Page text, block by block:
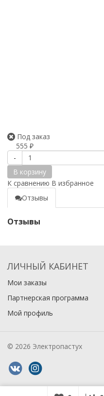
Под заказ
555 ₽
-
В корзину
К сравнению В избранное
Отзывы
Отзывы
ЛИЧНЫЙ КАБИНЕТ
Мои заказы
Партнерская программа
Мой профиль
© 2026 Электропастух